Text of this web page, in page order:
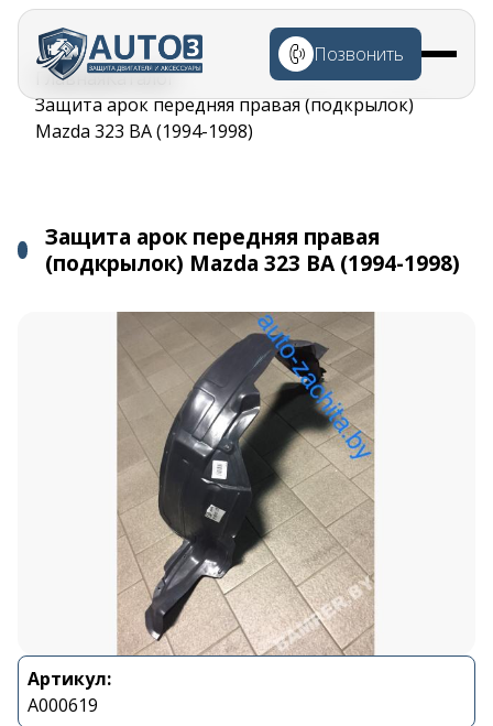
Перейти к
основному
содержанию
Позвонить
Строка
навигации
ГлавнаяКаталог
Защита арок передняя правая (подкрылок)
Mazda 323 BA (1994-1998)
Защита арок передняя правая
(подкрылок) Mazda 323 BA (1994-1998)
Артикул:
A000619